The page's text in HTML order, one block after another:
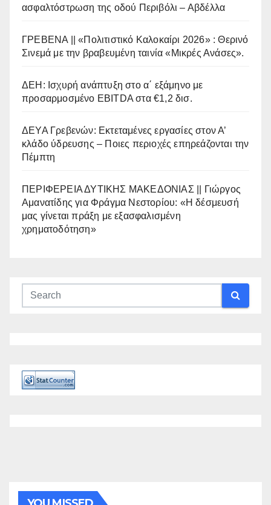
ασφαλτόστρωση της οδού Περιβόλι – Αβδέλλα
ΓΡΕΒΕΝΑ || «Πολιτιστικό Καλοκαίρι 2026» : Θερινό
Σινεμά με την βραβευμένη ταινία «Μικρές Ανάσες».
ΔΕΗ: Ισχυρή ανάπτυξη στο α΄ εξάμηνο με
προσαρμοσμένο EBITDA στα €1,2 δισ.
ΔΕΥΑ Γρεβενών: Εκτεταμένες εργασίες στον Α’
κλάδο ύδρευσης – Ποιες περιοχές επηρεάζονται την
Πέμπτη
ΠΕΡΙΦΕΡΕΙΑ ΔΥΤΙΚΗΣ ΜΑΚΕΔΟΝΙΑΣ || Γιώργος
Αμανατίδης για Φράγμα Νεστορίου: «Η δέσμευσή
μας γίνεται πράξη με εξασφαλισμένη
χρηματοδότηση»